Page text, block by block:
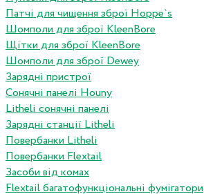
Патчі для чищення зброї Hoppe`s
Шомполи для зброї KleenBore
Щітки для зброї KleenBore
Шомполи для зброї Dewey
Зарядні пристрої
Сонячні панелі Houny
Litheli сонячні панелі
Зарядні станції Litheli
Повербанки Litheli
Повербанки Flextail
Засоби від комах
Flextail багатофункціональні фумігатори